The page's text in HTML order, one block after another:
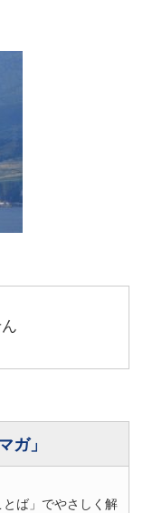
ガ」
ば」でやさしく解